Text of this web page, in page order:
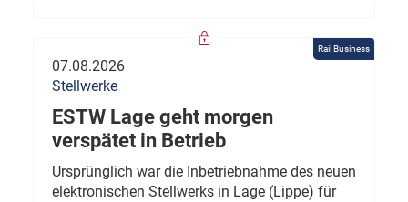
Rail Business
07.08.2026
Stellwerke
ESTW Lage geht morgen
verspätet in Betrieb
Ursprünglich war die Inbetriebnahme des neuen
elektronischen Stellwerks in Lage (Lippe) für